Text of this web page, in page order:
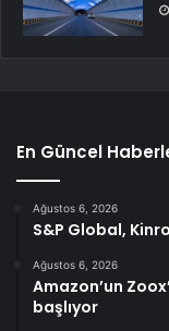
En Güncel
Ağustos 6, 2026
S&P Global,
Ağustos 6, 2026
Amazon’un
başlıyor